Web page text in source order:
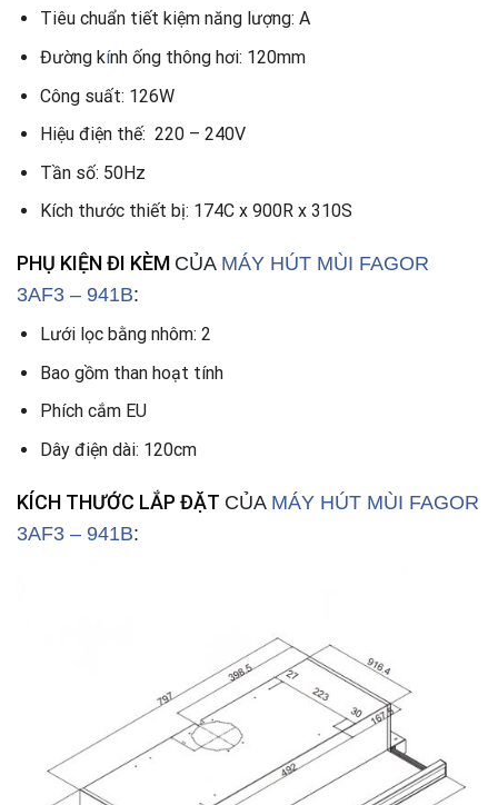
Tiêu chuẩn tiết kiệm năng lượng: A
Đường kính ống thông hơi: 120mm
Công suất: 126W
Hiệu điện thế: 220 – 240V
Tần số: 50Hz
Kích thước thiết bị: 174C x 900R x 310S
PHỤ KIỆN ĐI KÈM CỦA MÁY HÚT MÙI FAGOR
3AF3 – 941B:
Lưới lọc bằng nhôm: 2
Bao gồm than hoạt tính
Phích cắm EU
Dây điện dài: 120cm
KÍCH THƯỚC LẮP ĐẶT CỦA MÁY HÚT MÙI FAGOR
3AF3 – 941B: